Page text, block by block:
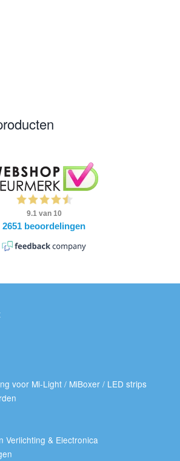
voor Mi-Light / MiBoxer / LED strips
Verlichting & Electronica